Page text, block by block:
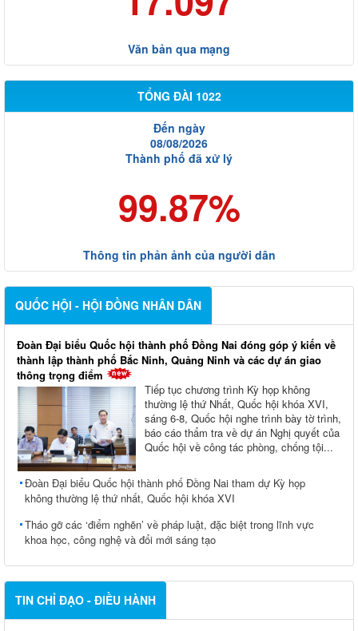
Văn bản qua mạng
TỔNG ĐÀI 1022
Đến ngày
08/08/2026
Thành phố đã xử lý
99.87%
Thông tin phản ảnh của người dân
QUỐC HỘI - HỘI ĐỒNG NHÂN DÂN
Đoàn Đại biểu Quốc hội thành phố Đồng Nai đóng góp ý kiến về
thành lập thành phố Bắc Ninh, Quảng Ninh và các dự án giao
thông trọng điểm
Tiếp tục chương trình Kỳ họp không
thường lệ thứ Nhất, Quốc hội khóa XVI,
sáng 6-8, Quốc hội nghe trình bày tờ trình,
báo cáo thẩm tra về dự án Nghị quyết của
Quốc hội về công tác phòng, chống tội...
Đoàn Đại biểu Quốc hội thành phố Đồng Nai tham dự Kỳ họp
không thường lệ thứ nhất, Quốc hội khóa XVI
Tháo gỡ các ‘điểm nghẽn’ về pháp luật, đặc biệt trong lĩnh vực
khoa học, công nghệ và đổi mới sáng tạo
TIN CHỈ ĐẠO - ĐIỀU HÀNH